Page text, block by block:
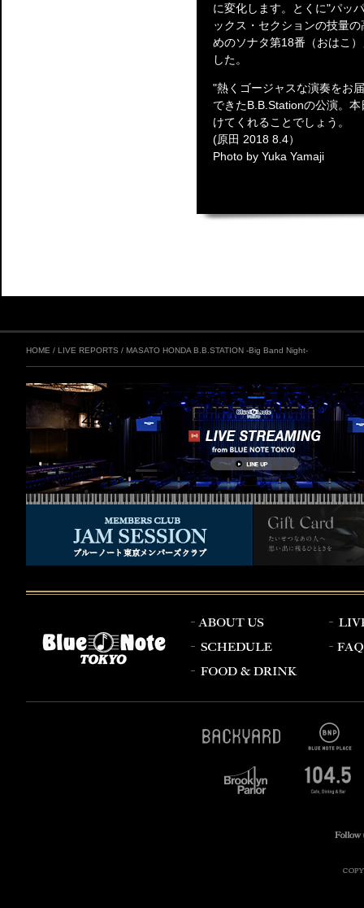
に変化します。とくに"パッ
ックス・セクションの技量
めのソナタ第18番（おはこ
した。
"熱くゴージャスな演奏をお
できたB.B.Stationの公演。
けてくれることでしょう。
(原田 2018 8.4）
Photo by Yuka Yamaji
HOME / LIVE REPORTS / MASATO HONDA B.B.STATION -Big Band Night-